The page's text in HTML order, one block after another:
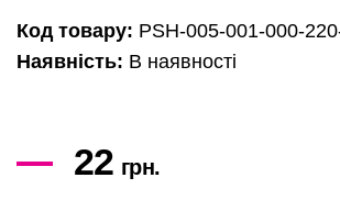
Код товару: PSH-005-001-000-
Наявність: В наявності
22 грн.